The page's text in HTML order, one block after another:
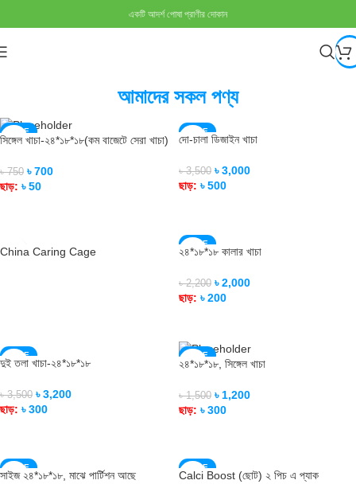
একটি আদর্শ পোষা প্রাণীর দোকান
আমাদের সকল পণ্য
SALE
সিঙ্গেল খাচা-২৪*১৮*১৮(কম বাজেটে সেরা খাচা)
৳750 ৳700
ছাড়: ৳50
SALE
দো-চালা ডিজাইন খাচা
৳3,500 ৳3,000
ছাড়: ৳500
China Caring Cage
SALE
২৪*১৮*১৮ কালার খাচা
৳2,200 ৳2,000
ছাড়: ৳200
SALE
দুই তলা খাচা-২৪*১৮*১৮
৳3,500 ৳3,200
ছাড়: ৳300
SALE
২৪*১৮*১৮, সিঙ্গেল খাচা
৳1,500 ৳ 1,200
ছাড়: ৳300
SALE
সাইজ ২৪*১৮*১৮, মাঝে পার্টিশন আছে
SALE
Calci Boost (ছোট) ২ পিচ এ প্যাক